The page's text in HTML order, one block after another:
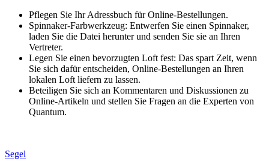
Pflegen Sie Ihr Adressbuch für Online-Bestellungen.
Spinnaker-Farbwerkzeug: Entwerfen Sie einen Spinnaker,
laden Sie die Datei herunter und senden Sie sie an Ihren
Vertreter.
Legen Sie einen bevorzugten Loft fest: Das spart Zeit, wenn
Sie sich dafür entscheiden, Online-Bestellungen an Ihren
lokalen Loft liefern zu lassen.
Beteiligen Sie sich an Kommentaren und Diskussionen zu
Online-Artikeln und stellen Sie Fragen an die Experten von
Quantum.
Segel